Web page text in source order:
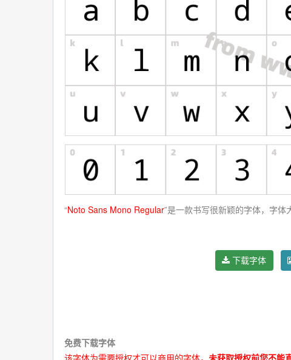
“Noto Sans Mono Regular”是一款书写很新颖的字体，字体
下载字体
免费下载字体